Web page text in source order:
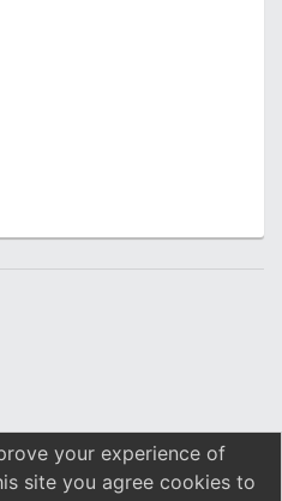
your experience of
site you agree cookies to